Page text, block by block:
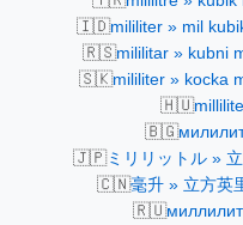
🇮🇩mililiter » mil
🇷🇸mililitar » kubni
🇸🇰mililiter » kocka
🇭🇺
🇧🇬
🇯🇵ミリリットル »
🇨🇳毫升 » 立方英
🇷🇺